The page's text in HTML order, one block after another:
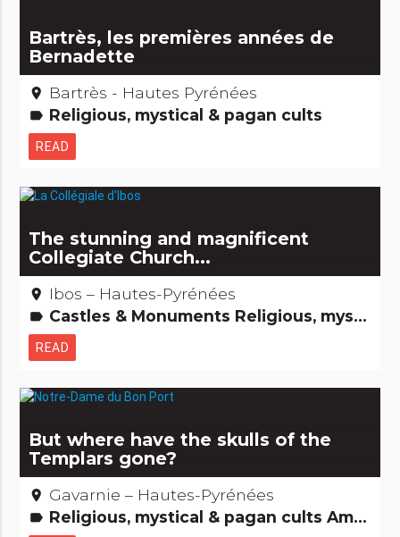
Bartrès, les premières années de
Bernadette
place Bartrès - Hautes Pyrénées
label Religious, mystical & pagan cults
READ
The stunning and magnificent
Collegiate Church...
place Ibos – Hautes-Pyrénées
label Castles & Monuments Religious, mystical & pagan cults Remarkable buildings
READ
But where have the skulls of the
Templars gone?
place Gavarnie – Hautes-Pyrénées
label Religious, mystical & pagan cults Amazing... isn't it? Legends, stories & Treasures